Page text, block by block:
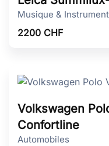
Musique &
2200 CHF
Volkswagen
Confortline
Automobiles